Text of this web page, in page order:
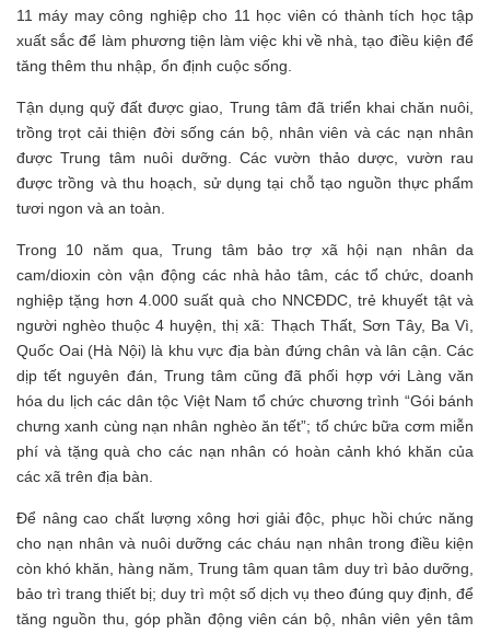
11 máy may công nghiệp cho 11 học viên có thành tích học tập
xuất sắc để làm phương tiện làm việc khi về nhà, tạo điều kiện để
tăng thêm thu nhập, ổn định cuộc sống.
Tận dụng quỹ đất được giao, Trung tâm đã triển khai chăn nuôi,
trồng trọt cải thiện đời sống cán bộ, nhân viên và các nạn nhân
được Trung tâm nuôi dưỡng. Các vườn thảo dược, vườn rau
được trồng và thu hoạch, sử dụng tại chỗ tạo nguồn thực phẩm
tươi ngon và an toàn.
Trong 10 năm qua, Trung tâm bảo trợ xã hội nạn nhân da
cam/dioxin còn vận động các nhà hảo tâm, các tổ chức, doanh
nghiệp tặng hơn 4.000 suất quà cho NNCĐDC, trẻ khuyết tật và
người nghèo thuộc 4 huyện, thị xã: Thạch Thất, Sơn Tây, Ba Vì,
Quốc Oai (Hà Nội) là khu vực địa bàn đứng chân và lân cận. Các
dịp tết nguyên đán, Trung tâm cũng đã phối hợp với Làng văn
hóa du lịch các dân tộc Việt Nam tổ chức chương trình “Gói bánh
chưng xanh cùng nạn nhân nghèo ăn tết”; tổ chức bữa cơm miễn
phí và tặng quà cho các nạn nhân có hoàn cảnh khó khăn của
các xã trên địa bàn.
Để nâng cao chất lượng xông hơi giải độc, phục hồi chức năng
cho nạn nhân và nuôi dưỡng các cháu nạn nhân trong điều kiện
còn khó khăn, hàng năm, Trung tâm quan tâm duy trì bảo dưỡng,
bảo trì trang thiết bị; duy trì một số dịch vụ theo đúng quy định, để
tăng nguồn thu, góp phần động viên cán bộ, nhân viên yên tâm